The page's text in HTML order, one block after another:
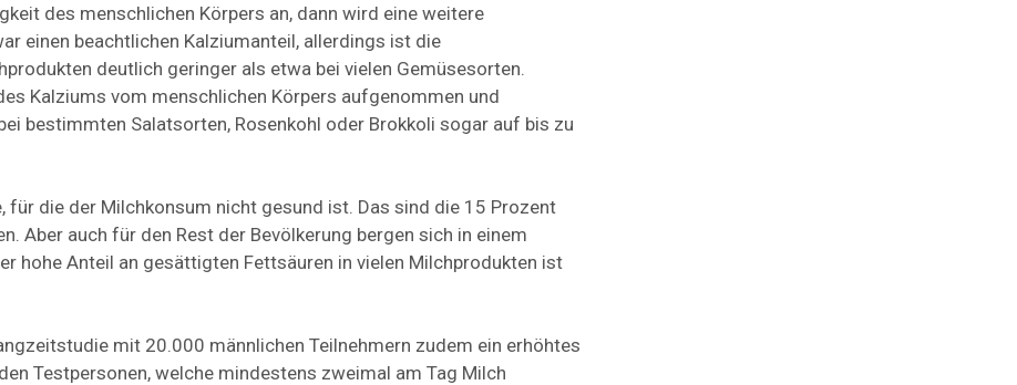
des menschlichen Körpers an, dann wird eine weitere
einen beachtlichen Kalziumanteil, allerdings ist die
deutlich geringer als etwa bei vielen Gemüsesorten.
Kalziums vom menschlichen Körpers aufgenommen und
bestimmten Salatsorten, Rosenkohl oder Brokkoli sogar auf bis zu
für die der Milchkonsum nicht gesund ist. Das sind die 15 Prozent
Aber auch für den Rest der Bevölkerung bergen sich in einem
hohe Anteil an gesättigten Fettsäuren in vielen Milchprodukten ist
mit 20.000 männlichen Teilnehmern zudem ein erhöhtes
Testpersonen, welche mindestens zweimal am Tag Milch